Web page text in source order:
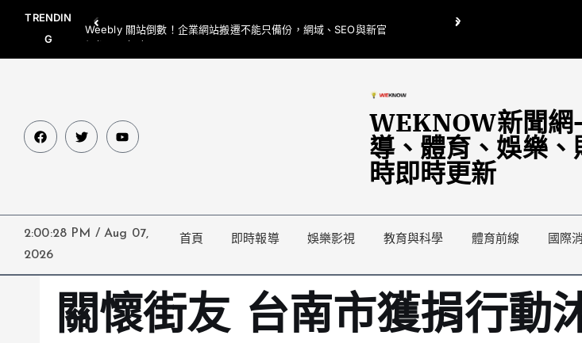
TRENDIN
G
Weebly 關站倒數！企業網站搬遷不能只備份，網域、SEO與新官
網都要一起處理
翁曉玲喊刪陸委會1295萬媒宣費惹議
WEKNOW新聞網
導、體育、娛樂
時即時更新
2:00:29 PM / Aug 07,
2026
首頁 即時報導 娛樂影視 教育與科學 體育前線 國際
關懷街友 台南市獲捐行動